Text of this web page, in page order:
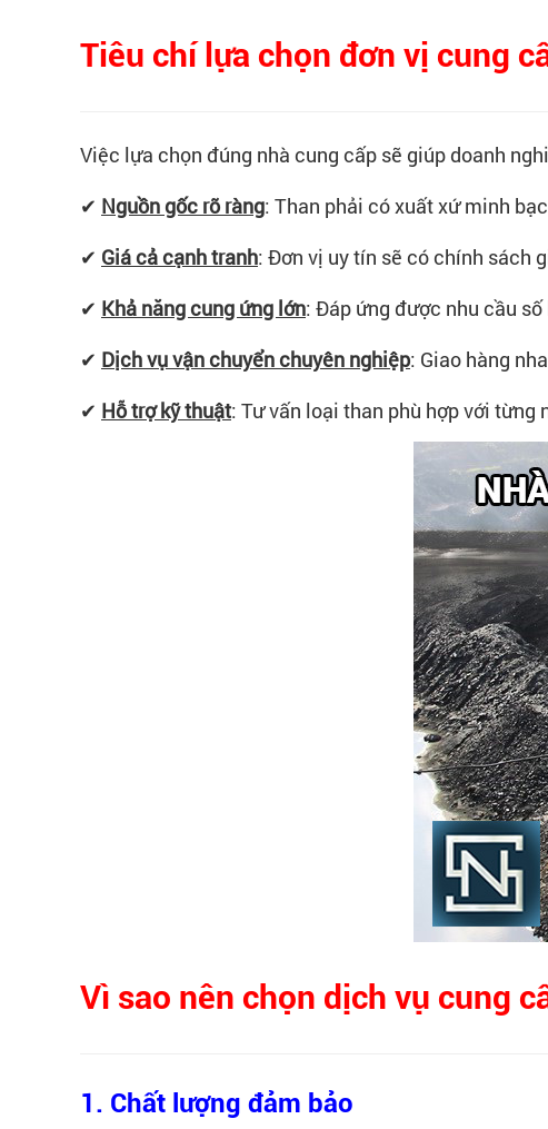
Tiêu chí lựa chọn đơn vị cung
Việc lựa chọn đúng nhà cung cấp sẽ giúp doanh
✔ Nguồn gốc rõ ràng: Than phải có xuất xứ minh
✔ Giá cả cạnh tranh: Đơn vị uy tín sẽ có chính sách
✔ Khả năng cung ứng lớn: Đáp ứng được nhu cầu
✔ Dịch vụ vận chuyển chuyên nghiệp: Giao hàng
✔ Hỗ trợ kỹ thuật: Tư vấn loại than phù hợp với từng
Vì sao nên chọn dịch vụ cung
1. Chất lượng đảm bảo